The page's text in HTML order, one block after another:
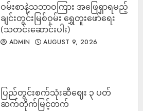
ဝမ်းစာနဲ့သဘာဝကြား အဖြေရှာရမည့်
ချင်းတွင်းမြစ်ဝှမ်း ရွှေတူးဖော်ရေး
(သတင်းဆောင်းပါး)
ADMIN AUGUST 9, 2026
ပြည်တွင်းစက်သုံးဆီဈေး ၃ ပတ်
ဆက်တိုက်မြင့်တက်